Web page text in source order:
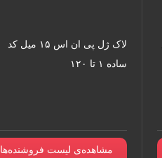
لاک ژل پی ان اس ۱۵ میل کد
ساده ۱ تا ۱۲۰
مشاهده‌ی لیست فروشنده‌ها